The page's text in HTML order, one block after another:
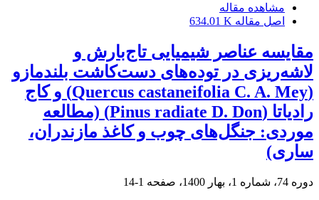
مشاهده مقاله
اصل مقاله 634.01 K
مقایسه عناصر شیمیایی تاج‌بارش و
لاشه‌ریزی در توده‌های دست‌کاشت بلند‌مازو
(Quercus castaneifolia C. A. Mey) و کاج
رادیاتا (Pinus radiate D. Don) (مطالعه
موردی: جنگل‌های چوب و کاغذ مازندران،
ساری)
دوره 74، شماره 1، بهار 1400، صفحه 1-14